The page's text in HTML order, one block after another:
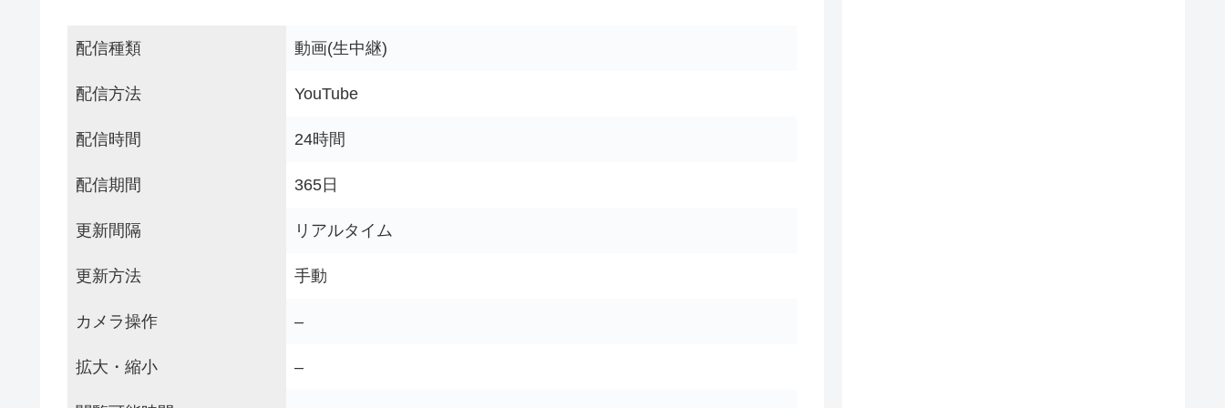
配信種類 動画(生中継)
配信方法 YouTube
配信時間 24時間
配信期間 365日
更新間隔 リアルタイム
更新方法 手動
カメラ操作 –
拡大・縮小 –